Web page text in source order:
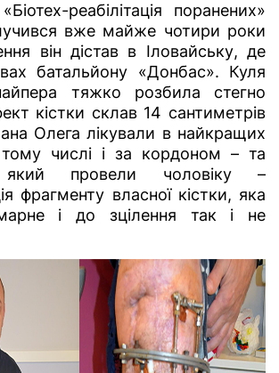
реабілітація поранених»
вже майже чотири роки
він дістав в Іловайську, де
батальйону «Донбас». Куля
тяжко розбила стегно
кістки склав 14 сантиметрів
Олега лікували в найкращих
числі і за кордоном – та
провели чоловіку –
фрагменту власної кістки, яка
і до зцілення так і не